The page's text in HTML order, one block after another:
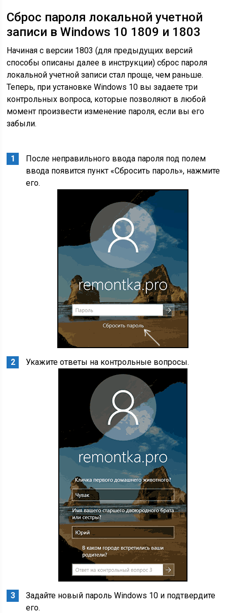
Сброс пароля локальной учетной
записи в Windows 10 1809 и 1803
Начиная с версии 1803 (для предыдущих версий
способы описаны далее в инструкции) сброс пароля
локальной учетной записи стал проще, чем раньше.
Теперь, при установке Windows 10 вы задаете три
контрольных вопроса, которые позволяют в любой
момент произвести изменение пароля, если вы его
забыли.
После неправильного ввода пароля под полем
ввода появится пункт «Сбросить пароль», нажмите
его.
Укажите ответы на контрольные вопросы.
Задайте новый пароль Windows 10 и подтвердите
его.